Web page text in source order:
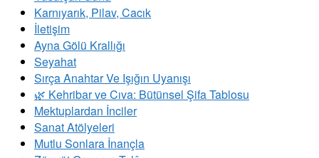
Karnıyarık, Pilav, Cacık
İletişim
Ayna Gölü Krallığı
Seyahat
Sırça Anahtar Ve Işığın Uyanışı
​🌿 Kehribar ve Cıva: Bütünsel Şifa Tablosu
Mektuplardan İnciler
Sanat Atölyeleri
Mutlu Sonlara İnançla